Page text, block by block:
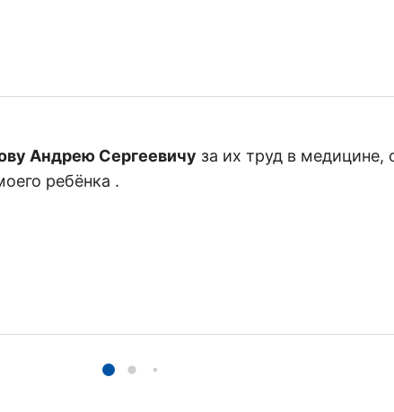
Андрею Сергеевичу за их труд в медицине,
ребёнка .